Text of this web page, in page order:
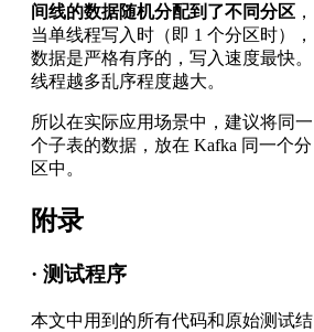
间线的数据随机分配到了不同分区 ，
当单线程写入时（即 1 个分区时），
数据是严格有序的，写入速度最快。
线程越多乱序程度越大。
所以在实际应用场景中，建议将同一
个子表的数据，放在 Kafka 同一个分
区中。
附录
· 测试程序
本文中用到的所有代码和原始测试结